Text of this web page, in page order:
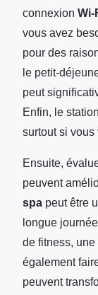
connexion Wi-
vous avez
pour des
le petit-
peut
Enfin, le
surtout si vous
Ensuite,
peuvent
spa peut être
longue
de fitness,
également
peuvent